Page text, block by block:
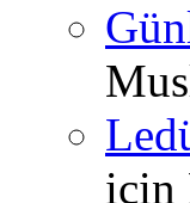
için